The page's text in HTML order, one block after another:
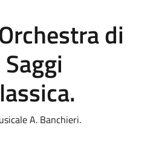
di
A. Banchieri.